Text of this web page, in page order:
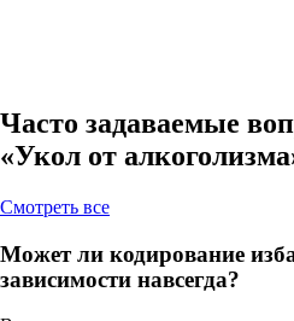
Часто задаваемые
«Укол от
Cмотреть все
Может ли кодирование
зависимости навсегда?